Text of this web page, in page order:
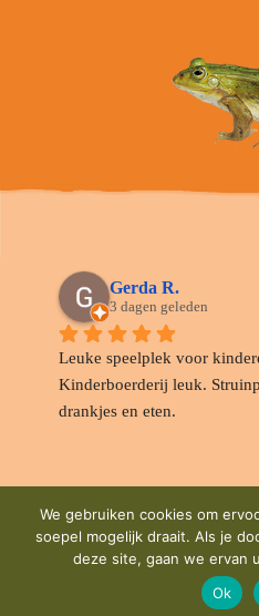
Gerda R.
3 dagen geleden
Leuke speelplek voor
Kinderboerderij leuk.
drankjes en eten.
Margreet Van der
6 dagen geleden
Anderen meenden de
We gebruiken cookies om
soepel mogelijk draait. Als je
deze site, gaan we ervan
Ok